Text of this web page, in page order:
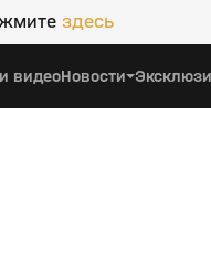
здесь
видеоНовости